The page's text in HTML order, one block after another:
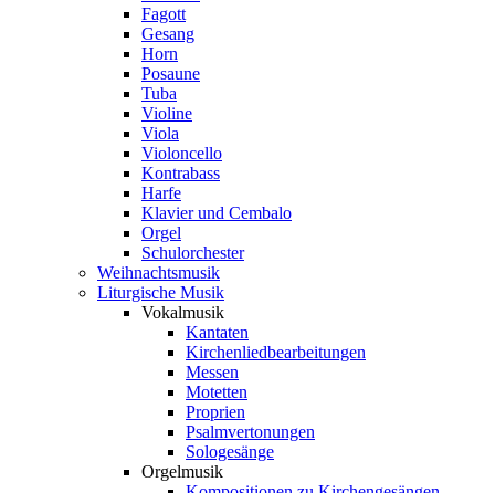
Fagott
Gesang
Horn
Posaune
Tuba
Violine
Viola
Violoncello
Kontrabass
Harfe
Klavier und Cembalo
Orgel
Schulorchester
Weihnachtsmusik
Liturgische Musik
Vokalmusik
Kantaten
Kirchenliedbearbeitungen
Messen
Motetten
Proprien
Psalmvertonungen
Sologesänge
Orgelmusik